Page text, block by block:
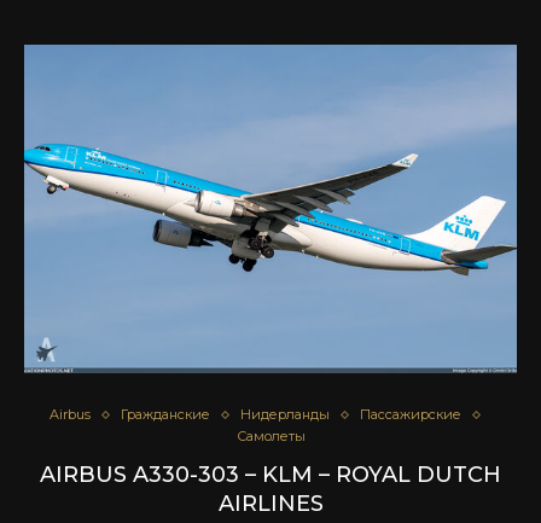
Airbus Гражданские Нидерланды
Пассажирские
Самолеты
AIRBUS A330-303 – KLM – ROYAL DUTCH
AIRLINES